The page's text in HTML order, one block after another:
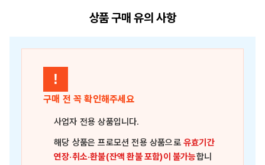
상품 구매 유의 사항
!
구매 전 꼭 확인해주세요
사업자 전용 상품입니다.
해당 상품은프로모션 전용 상품으로유효기간
연장·취소·환불(잔액 환불 포함)이 불가능합니